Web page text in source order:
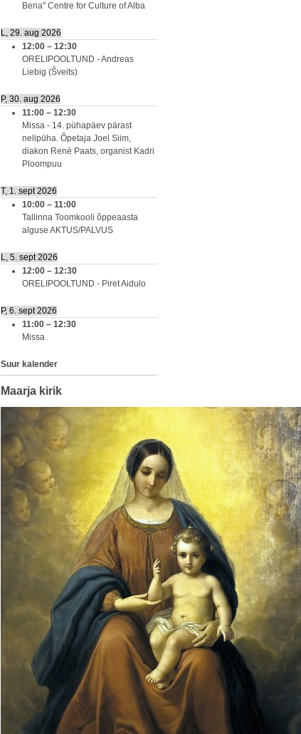
Bena" Centre for Culture of Alba
L, 29. aug 2026
12:00 – 12:30
ORELIPOOLTUND - Andreas
Liebig (Šveits)
P, 30. aug 2026
11:00 – 12:30
Missa - 14. pühapäev pärast
nelipüha. Õpetaja Joel Siim,
diakon Renè Paats, organist Kadri
Ploompuu
T, 1. sept 2026
10:00 – 11:00
Tallinna Toomkooli õppeaasta
alguse AKTUS/PALVUS
L, 5. sept 2026
12:00 – 12:30
ORELIPOOLTUND - Piret Aidulo
P, 6. sept 2026
11:00 – 12:30
Missa
Suur kalender
Maarja kirik